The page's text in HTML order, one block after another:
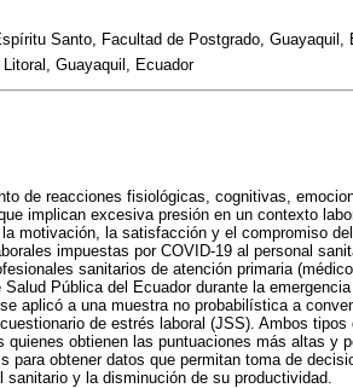
Santo, Facultad de Postgrado, Guayaquil,
Guayaquil, Ecuador
de reacciones fisiológicas, cognitivas,
implican excesiva presión en un contexto
motivación, la satisfacción y el compromiso
impuestas por COVID-19 al personal
sanitarios de atención primaria
Pública del Ecuador durante la
aplicó a una muestra no probabilística a
de estrés laboral (JSS). Ambos
quienes obtienen las puntuaciones más altas y
para obtener datos que permitan toma de
y la disminución de su productividad.